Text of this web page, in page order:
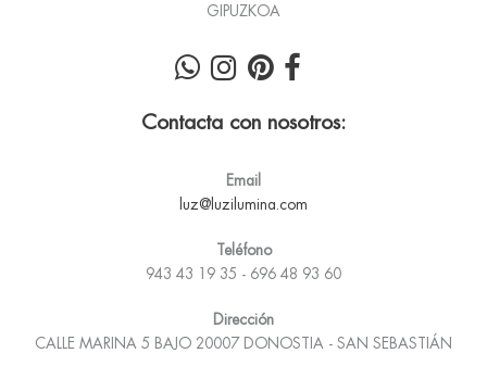
GIPUZKOA
Contacta con nosotros:
Email
luz@luzilumina.com
Teléfono
943 43 19 35 - 696 48 93 60
Dirección
CALLE MARINA 5 BAJO 20007 DONOSTIA - SAN SEBASTIÁN